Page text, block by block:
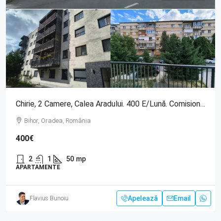
Chirie, 2 Camere, Calea Aradului. 400 E/lună. Comision 0
Bihor, Oradea, România
400€
2 1 50 mp
APARTAMENTE
Flavius Bunoiu Apelează Email